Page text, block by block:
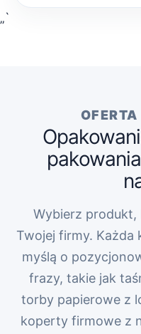
„`
Wybierz produkt,
Twojej firmy. Każda
myślą o
frazy, takie jak
torby papierowe z
koperty firmowe z